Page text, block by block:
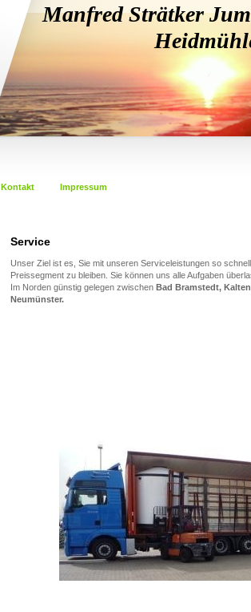
Manfred Strätker
Kontakt Impressum
Service
Unser Ziel ist es, Sie mit unseren Serviceleistungen so
Preissegment zu bleiben. Sie können uns alle Aufgaben
Im Norden günstig gelegen zwischen Bad Bramstedt,
Neumünster.